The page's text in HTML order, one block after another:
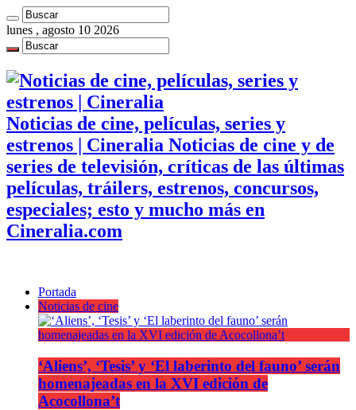
lunes , agosto 10 2026
Noticias de cine, películas, series y
estrenos | Cineralia Noticias de cine y de
series de televisión, críticas de las últimas
películas, tráilers, estrenos, concursos,
especiales; esto y mucho más en
Cineralia.com
Portada
Noticias de cine
‘Aliens’, ‘Tesis’ y ‘El laberinto del fauno’ serán
homenajeadas en la XVI edición de
Acocollona’t